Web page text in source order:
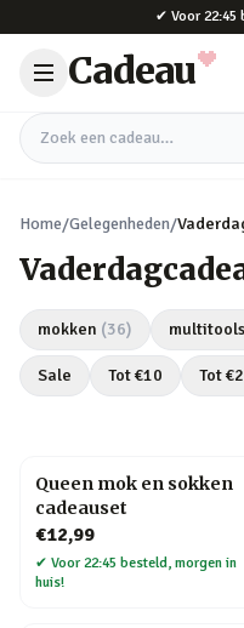
✔ Voor 22:45
Cadeau
Zoek een cadeau
Home/Gelegenheden/
mokken (36) multitools
Sale Tot €10 Tot €
Queen mok en sokken
cadeauset
€12,99
✔ Voor 22:45 besteld, morgen in
huis!